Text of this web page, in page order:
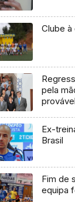
Clube à
pela
Ex-
Brasil
Fim de
equipa